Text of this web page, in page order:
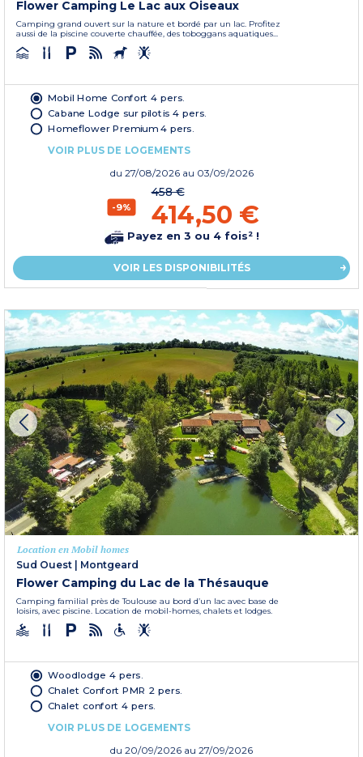
Flower Camping Le Lac aux Oiseaux
Camping grand ouvert sur la nature et bordé par un lac. Profitez
aussi de la piscine couverte chauffée, des toboggans aquatiques...
Mobil Home Confort 4 pers.
Cabane Lodge sur pilotis 4 pers.
Homeflower Premium 4 pers.
VOIR PLUS DE LOGEMENTS
du 27/08/2026 au 03/09/2026
-9%
458 €
414,50 €
Payez en 3 ou 4 fois² !
VOIR LES DISPONIBILITÉS
Location en Mobil homes
Sud Ouest | Montgeard
Flower Camping du Lac de la Thésauque
Camping familial près de Toulouse au bord d’un lac avec base de
loisirs, avec piscine. Location de mobil-homes, chalets et lodges.
Woodlodge 4 pers.
Chalet Confort PMR 2 pers.
Chalet confort 4 pers.
VOIR PLUS DE LOGEMENTS
du 20/09/2026 au 27/09/2026